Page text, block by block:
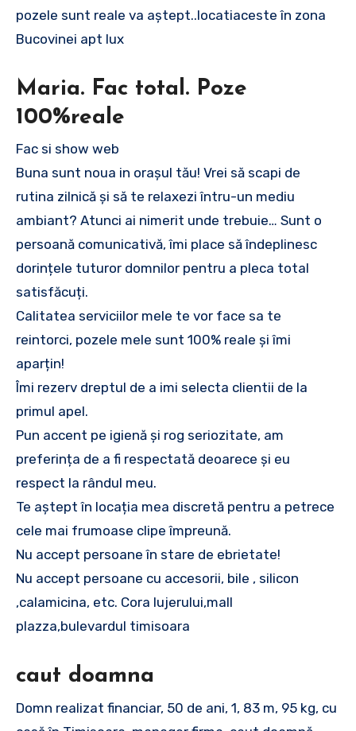
pozele sunt reale va aștept..locatiaceste în zona
Bucovinei apt lux
Maria. Fac total. Poze
100%reale
Fac si show web
Buna sunt noua in orașul tău! Vrei să scapi de
rutina zilnică și să te relaxezi întru-un mediu
ambiant? Atunci ai nimerit unde trebuie… Sunt o
persoană comunicativă, îmi place să îndeplinesc
dorințele tuturor domnilor pentru a pleca total
satisfăcuți.
Calitatea serviciilor mele te vor face sa te
reintorci, pozele mele sunt 100% reale și îmi
aparțin!
Îmi rezerv dreptul de a imi selecta clientii de la
primul apel.
Pun accent pe igienă și rog seriozitate, am
preferința de a fi respectată deoarece și eu
respect la rândul meu.
Te aștept în locația mea discretă pentru a petrece
cele mai frumoase clipe împreună.
Nu accept persoane în stare de ebrietate!
Nu accept persoane cu accesorii, bile , silicon
,calamicina, etc. Cora lujerului,mall
plazza,bulevardul timisoara
caut doamna
Domn realizat financiar, 50 de ani, 1, 83 m, 95 kg, cu